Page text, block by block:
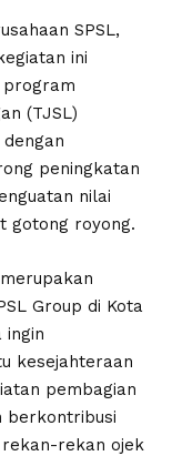
SPSL,
ini
program
(TJSL)
peningkatan
nilai
gotong royong.
Group di Kota
ingin
kesejahteraan
pembagian
berkontribusi
rekan ojek